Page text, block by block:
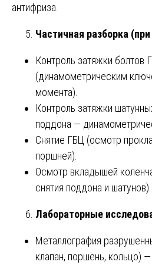
антифриза.
Частичная разборка
Контроль затяжки болтов
(динамометрическим
момента).
Контроль затяжки
поддона —
Снятие ГБЦ (осмотр
поршней).
Осмотр вкладышей
снятия поддона и шатунов).
Лабораторные
Металлография
клапан, поршень, кольцо)